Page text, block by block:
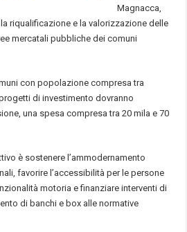
Magnacca,
riqualificazione e la valorizzazione delle
mercatali pubbliche dei comuni
con popolazione compresa tra
di investimento dovranno
una spesa compresa tra 20 mila e 70
è sostenere l’ammodernamento
favorire l’accessibilità per le persone
motoria e finanziare interventi di
di banchi e box alle normative